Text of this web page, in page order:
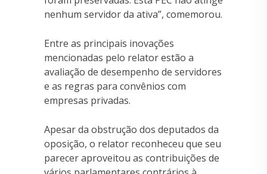
nenhum servidor da ativa”, comemorou.
Entre as principais inovações
mencionadas pelo relator estão a
avaliação de desempenho de servidores
e as regras para convênios com
empresas privadas.
Apesar da obstrução dos deputados da
oposição, o relator reconheceu que seu
parecer aproveitou as contribuições de